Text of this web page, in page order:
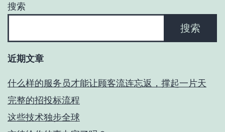
搜索
搜索
近期文章
什么样的服务员才能让顾客流连忘返，撑起一片天
完整的招投标流程
这些技术独步全球